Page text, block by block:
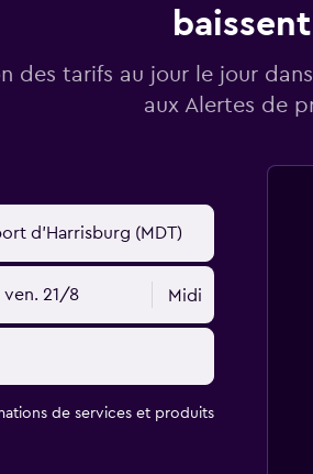
baissent
des tarifs au jour le jour
aux Alertes de
ven. 21/8 Midi
de services et produits